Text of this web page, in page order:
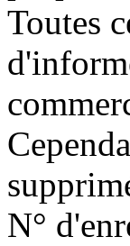
Toutes
N°